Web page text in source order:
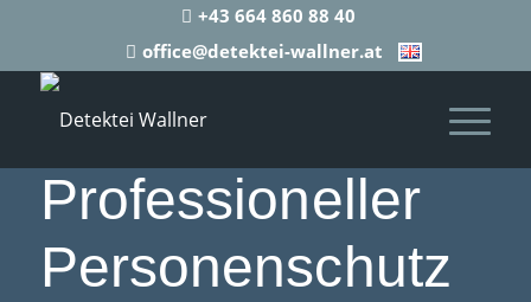
+43 664 860 88 40
office@detektei-wallner.at
Professioneller
Personenschutz